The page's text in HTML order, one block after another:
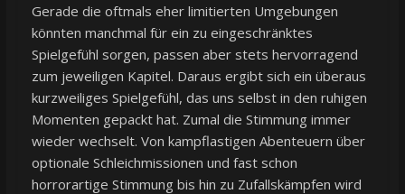
Gerade die oftmals eher limitierten Umgebungen
könnten manchmal für ein zu eingeschränktes
Spielgefühl sorgen, passen aber stets hervorragend
zum jeweiligen Kapitel. Daraus ergibt sich ein überaus
kurzweiliges Spielgefühl, das uns selbst in den ruhigen
Momenten gepackt hat. Zumal die Stimmung immer
wieder wechselt. Von kampflastigen Abenteuern über
optionale Schleichmissionen und fast schon
horrorartige Stimmung bis hin zu Zufallskämpfen wird